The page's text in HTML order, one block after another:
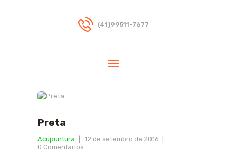
(41)99511-7677
TERAPIAS
DÚVIDAS
FREQUENTES
BLOG
Preta
Acupuntura
12 de setembro de 2016
0 Comentários